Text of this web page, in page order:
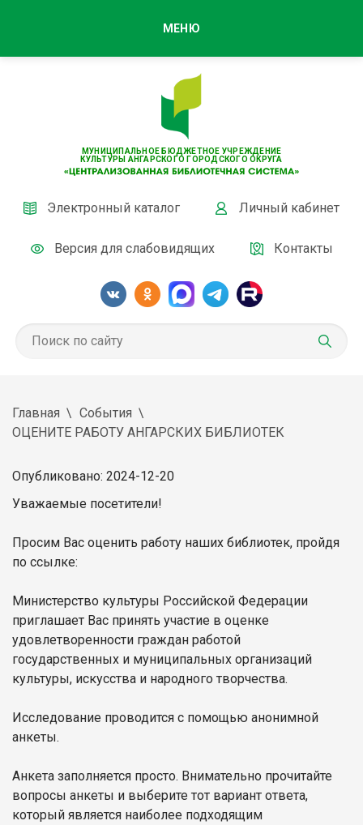
МУНИЦИПАЛЬНОЕ БЮДЖЕТНОЕ УЧРЕЖДЕНИЕ
КУЛЬТУРЫ АНГАРСКОГО ГОРОДСКОГО ОКРУГА
Электронный каталог Личный кабинет
Версия для слабовидящих Контакты
МЕНЮ
Главная
События
ОЦЕНИТЕ РАБОТУ АНГАРСКИХ БИБЛИОТЕК
Опубликовано: 2024-12-20
Уважаемые посетители!
Просим Вас оценить работу наших библиотек, пройдя
по ссылке:
Министерство культуры Российской Федерации
приглашает Вас принять участие в оценке
удовлетворенности граждан работой
государственных и муниципальных организаций
культуры, искусства и народного творчества.
Исследование проводится с помощью анонимной
анкеты.
Анкета заполняется просто. Внимательно прочитайте
вопросы анкеты и выберите тот вариант ответа,
который является наиболее подходящим